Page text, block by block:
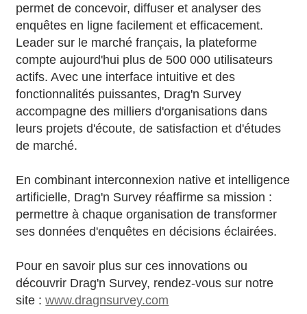
permet de concevoir, diffuser et analyser des
enquêtes en ligne facilement et efficacement.
Leader sur le marché français, la plateforme
compte aujourd'hui plus de 500 000 utilisateurs
actifs. Avec une interface intuitive et des
fonctionnalités puissantes, Drag'n Survey
accompagne des milliers d'organisations dans
leurs projets d'écoute, de satisfaction et d'études
de marché.
En combinant interconnexion native et intelligence
artificielle, Drag'n Survey réaffirme sa mission :
permettre à chaque organisation de transformer
ses données d'enquêtes en décisions éclairées.
Pour en savoir plus sur ces innovations ou
découvrir Drag'n Survey, rendez-vous sur notre
site :www.dragnsurvey.com